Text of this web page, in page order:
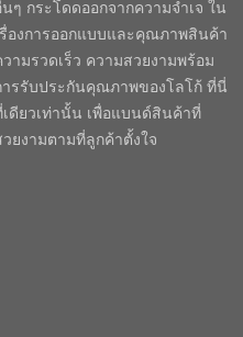
ๆ กระโดดออกจากความจำเจ ใน
รื่องการออกแบบและคุณภาพสินค้า
วามรวดเร็ว ความสวยงามพร้อม
ารรับประกันคุณภาพของโลโก้ ที่นี่
เดียวเท่านั้น เพื่อแบนด์สินค้าที่
วยงามตามที่ลูกค้าตั้งใจ